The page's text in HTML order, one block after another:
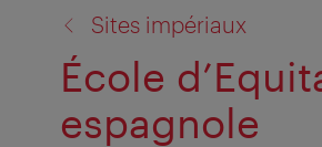
Sites impériaux
École
espagnole